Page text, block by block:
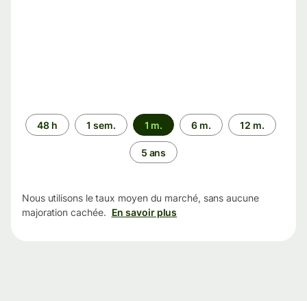
Période
48 h 1 sem. 1 m. 6 m. 12 m.
5 ans
Nous utilisons le taux moyen du marché, sans aucune
majoration cachée. En savoir plus